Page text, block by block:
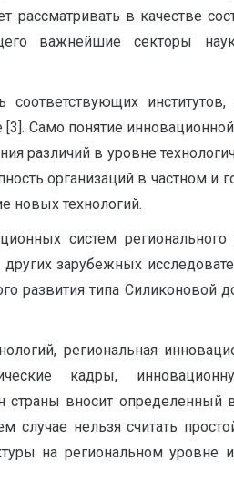
рассматривать в качестве
важнейшие секторы
[3]. Само понятие
различий в уровне
организаций в частном и
новых технологий.
систем регионального
зарубежных
развития типа Силиконовой
региональная
кадры,
вносит определенный
нельзя считать
на региональном